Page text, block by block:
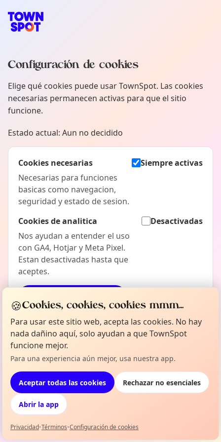
de eventos locales de TownSpot
Configuración de cookies
Elige qué cookies puede usar TownSpot. Las cookies
necesarias permanecen activas para que el sitio
funcione.
Estado actual: Aun no decidido
Cookies necesarias
Necesarias para funciones
basicas como navegacion,
seguridad y estado de sesion.
Siempre activas
Cookies de analitica
Nos ayudan a entender el uso
con GA4, Hotjar y Meta Pixel.
Estan desactivadas hasta que
aceptes.
Desactivadas
Aceptar todas las cookies
Rechazar no esenciales
Los cambios se aplican al momento y esta pagina se
recarga para aplicarlos.
Volver a la politica de privacidad
🍪Cookies, cookies, cookies mmm...
Para usar este sitio web, acepta las cookies. No hay
nada dañino aquí, solo ayudan a que TownSpot
funcione mejor.
Para una experiencia aún mejor, usa nuestra app.
Aceptar todas las cookies Rechazar no esenciales
Abrir la app
Privacidad•Términos•Configuración de cookies